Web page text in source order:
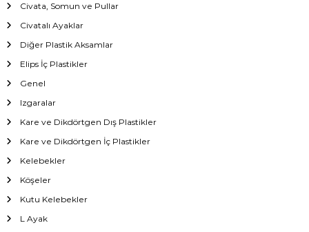
Civata, Somun ve Pullar
Civatalı Ayaklar
Diğer Plastik Aksamlar
Elips İç Plastikler
Genel
Izgaralar
Kare ve Dikdörtgen Dış Plastikler
Kare ve Dikdörtgen İç Plastikler
Kelebekler
Köşeler
Kutu Kelebekler
L Ayak